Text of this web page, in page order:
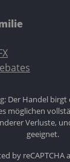
Der Handel birgt
möglichen
Verluste,
geeignet.
by reCAPTCHA